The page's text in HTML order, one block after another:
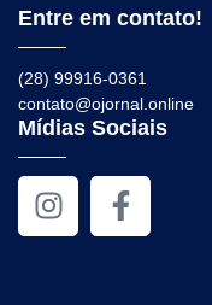
Entre em contato!
(28) 99916-0361
contato@ojornal.online
Mídias Sociais